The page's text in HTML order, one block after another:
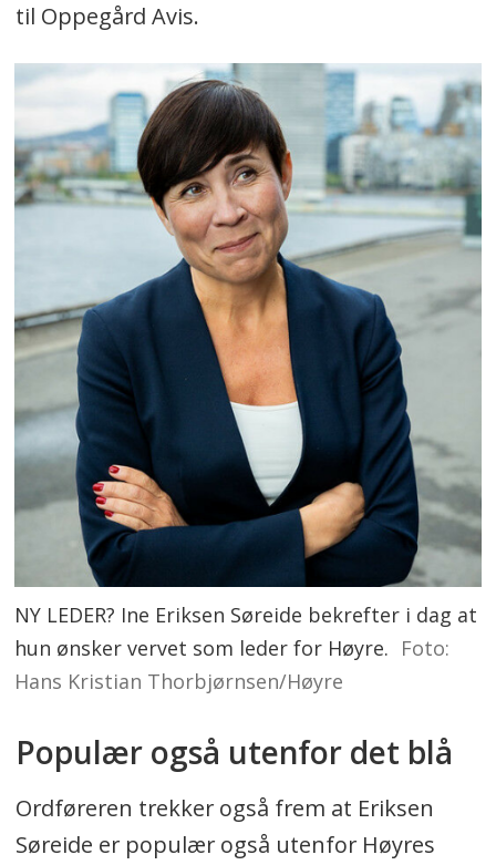
til Oppegård Avis.
NY LEDER? Ine Eriksen Søreide bekrefter i dag at
hun ønsker vervet som leder for Høyre. Foto:
Hans Kristian Thorbjørnsen/Høyre
Populær også utenfor det blå
Ordføreren trekker også frem at Eriksen
Søreide er populær også utenfor Høyres